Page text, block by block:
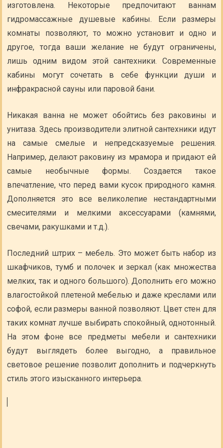
изготовлена. Некоторые предпочитают ваннам
гидромассажные душевые кабины. Если размеры
комнаты позволяют, то можно установит и одно и
другое, тогда ваши желание не будут ограничены,
лишь одним видом этой сантехники. Современные
кабины могут сочетать в себе функции души и
инфракрасной сауны или паровой бани.
Никакая ванна не может обойтись без раковины и
унитаза. Здесь производители элитной сантехники идут
на самые смелые и непредсказуемые решения.
Например, делают раковину из мрамора и придают ей
самые необычные формы. Создается такое
впечатление, что перед вами кусок природного камня.
Дополняется это все великолепие нестандартными
смесителями и мелкими аксессуарами (камнями,
свечами, ракушками и т.д.).
Последний штрих – мебель. Это может быть набор из
шкафчиков, тумб и полочек и зеркал (как множества
мелких, так и одного большого). Дополнить его можно
влагостойкой плетеной мебелью и даже креслами или
софой, если размеры ванной позволяют. Цвет стен для
таких комнат лучше выбирать спокойный, однотонный.
На этом фоне все предметы мебели и сантехники
будут выглядеть более выгодно, а правильное
световое решение позволит дополнить и подчеркнуть
стиль этого изысканного интерьера.